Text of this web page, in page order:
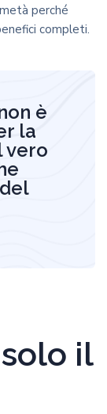
perché
completi.
è
la
vero
il